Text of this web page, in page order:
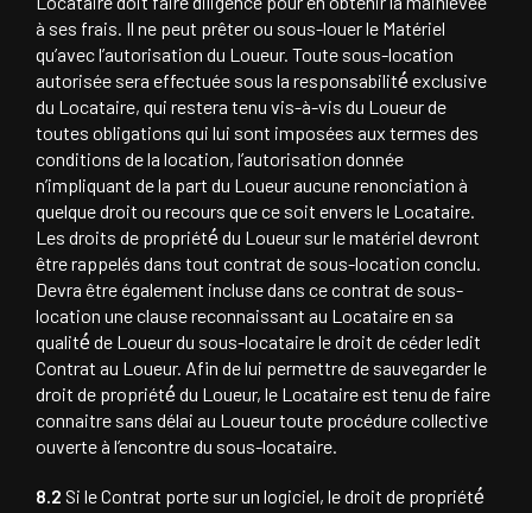
à ses frais. Il ne peut prêter ou sous-louer le Matériel
qu’avec l’autorisation du Loueur. Toute sous-location
autorisée sera effectuée sous la responsabilité́ exclusive
du Locataire, qui restera tenu vis-à-vis du Loueur de
toutes obligations qui lui sont imposées aux termes des
conditions de la location, l’autorisation donnée
n’impliquant de la part du Loueur aucune renonciation à
quelque droit ou recours que ce soit envers le Locataire.
Les droits de propriété́ du Loueur sur le matériel devront
être rappelés dans tout contrat de sous-location conclu.
Devra être également incluse dans ce contrat de sous-
location une clause reconnaissant au Locataire en sa
qualité́ de Loueur du sous-locataire le droit de céder ledit
Contrat au Loueur. Afin de lui permettre de sauvegarder le
droit de propriété́ du Loueur, le Locataire est tenu de faire
connaitre sans délai au Loueur toute procédure collective
ouverte à l’encontre du sous-locataire.
8.2 Si le Contrat porte sur un logiciel, le droit de propriété́